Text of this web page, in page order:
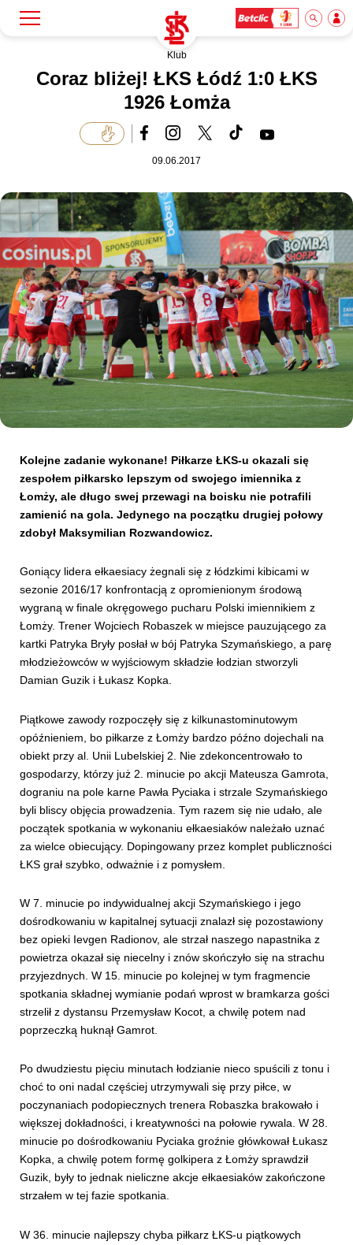
Klub
Akademia
Biznes
Dla mediów
Kibice
SKLEP KUP BILET
Klub
Coraz bliżej! ŁKS Łódź 1:0 ŁKS
1926 Łomża
09.06.2017
Kolejne zadanie wykonane! Piłkarze ŁKS-u okazali się
zespołem piłkarsko lepszym od swojego imiennika z
Łomży, ale długo swej przewagi na boisku nie potrafili
zamienić na gola. Jedynego na początku drugiej połowy
zdobył Maksymilian Rozwandowicz.
Goniący lidera ełkaesiacy żegnali się z łódzkimi kibicami w
sezonie 2016/17 konfrontacją z opromienionym środową
wygraną w finale okręgowego pucharu Polski imiennikiem z
Łomży. Trener Wojciech Robaszek w miejsce pauzującego za
kartki Patryka Bryły posłał w bój Patryka Szymańskiego, a parę
młodzieżowców w wyjściowym składzie łodzian stworzyli
Damian Guzik i Łukasz Kopka.
Piątkowe zawody rozpoczęły się z kilkunastominutowym
opóźnieniem, bo piłkarze z Łomży bardzo późno dojechali na
obiekt przy al. Unii Lubelskiej 2. Nie zdekoncentrowało to
gospodarzy, którzy już 2. minucie po akcji Mateusza Gamrota,
dograniu na pole karne Pawła Pyciaka i strzale Szymańskiego
byli bliscy objęcia prowadzenia. Tym razem się nie udało, ale
początek spotkania w wykonaniu ełkaesiaków należało uznać
za wielce obiecujący. Dopingowany przez komplet publiczności
ŁKS grał szybko, odważnie i z pomysłem.
W 7. minucie po indywidualnej akcji Szymańskiego i jego
dośrodkowaniu w kapitalnej sytuacji znalazł się pozostawiony
bez opieki Ievgen Radionov, ale strzał naszego napastnika z
powietrza okazał się niecelny i znów skończyło się na strachu
przyjezdnych. W 15. minucie po kolejnej w tym fragmencie
spotkania składnej wymianie podań wprost w bramkarza gości
strzelił z dystansu Przemysław Kocot, a chwilę potem nad
poprzeczką huknął Gamrot.
Po dwudziestu pięciu minutach łodzianie nieco spuścili z tonu i
choć to oni nadal częściej utrzymywali się przy piłce, w
poczynaniach podopiecznych trenera Robaszka brakowało i
większej dokładności, i kreatywności na połowie rywala. W 28.
minucie po dośrodkowaniu Pyciaka groźnie główkował Łukasz
Kopka, a chwilę potem formę golkipera z Łomży sprawdził
Guzik, były to jednak nieliczne akcje ełkaesiaków zakończone
strzałem w tej fazie spotkania.
W 36. minucie najlepszy chyba piłkarz ŁKS-u piątkowych